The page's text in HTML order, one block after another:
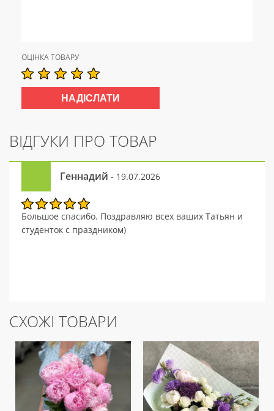
ОЦІНКА ТОВАРУ
ВІДГУКИ ПРО ТОВАР
Геннадий - 19.07.2026
Большое спасибо. Поздравляю всех ваших Татьян и
студенток с праздником)
СХОЖІ ТОВАРИ